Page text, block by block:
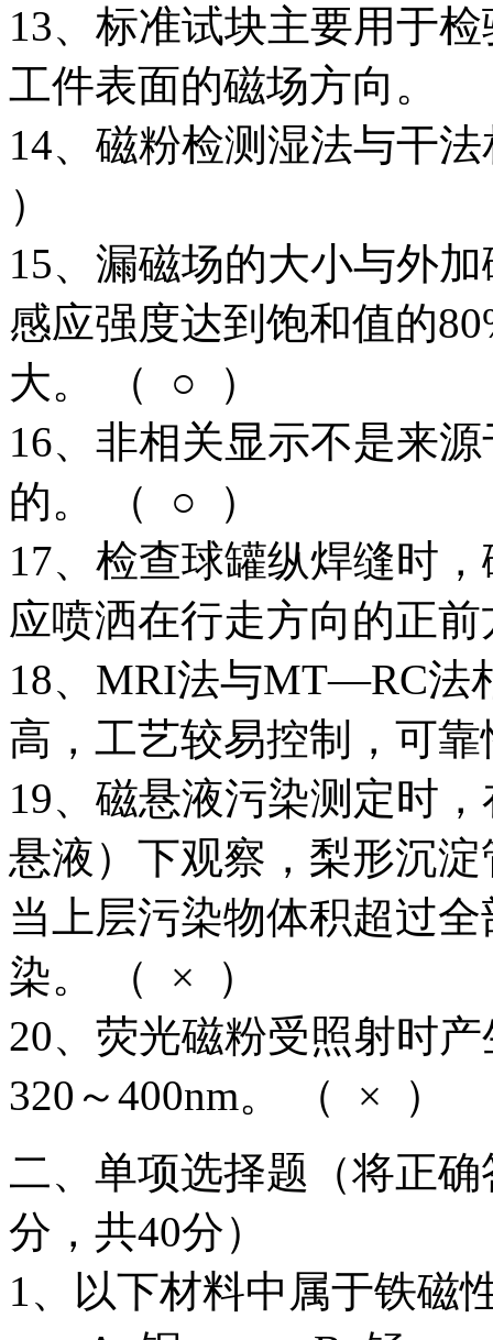
13、标准试块主要用于
工件表面的磁场方向。
14、磁粉检测湿法与干
）
15、漏磁场的大小与外
感应强度达到饱和值的
大。 （ ○ ）
16、非相关显示不是来
的。 （ ○ ）
17、检查球罐纵焊缝时
应喷洒在行走方向的正
18、MRI法与MT—RC法
高，工艺较易控制，可
19、磁悬液污染测定时
悬液）下观察，梨形沉
当上层污染物体积超过
染。 （ × ）
20、荧光磁粉受照射时
320～400nm。 （ × ）
二、单项选择题（将正
分，共40分）
1、以下材料中属于铁